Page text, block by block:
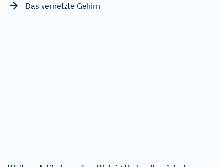
Das vernetzte Gehirn